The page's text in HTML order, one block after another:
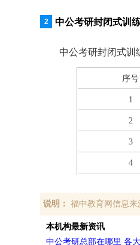
中公考研封闭式训
中公考研封闭式训
序号
1
2
3
4
说明： 福中教育网信息
本机构最新资讯
中公考研总部在哪里 各